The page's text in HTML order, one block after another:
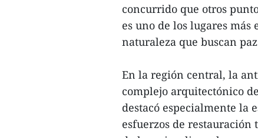
concurrido que otros
es uno de los lugares
naturaleza que buscan
En la región central, la
complejo arquitectónico
destacó especialmente la
esfuerzos de